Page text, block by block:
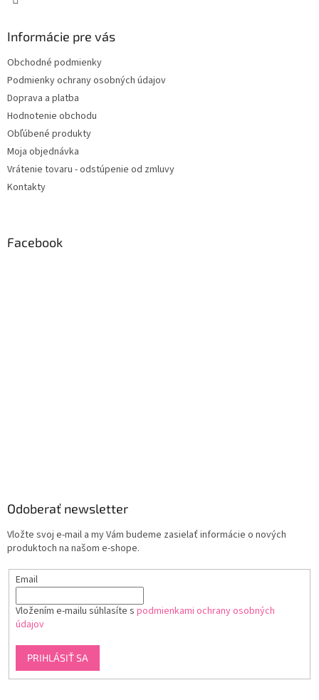
Informácie pre vás
Obchodné podmienky
Podmienky ochrany osobných údajov
Doprava a platba
Hodnotenie obchodu
Obľúbené produkty
Moja objednávka
Vrátenie tovaru - odstúpenie od zmluvy
Kontakty
Facebook
Odoberať newsletter
Vložte svoj e-mail a my Vám budeme zasielať informácie o nových
produktoch na našom e-shope.
Email
Vložením e-mailu súhlasíte s podmienkami ochrany osobných
údajov
PRIHLÁSIŤ SA